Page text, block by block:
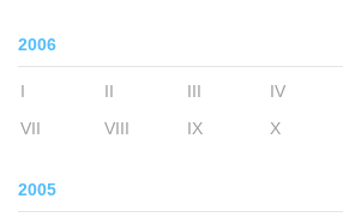
2006
I II III IV
VII
VIII IX X
2005